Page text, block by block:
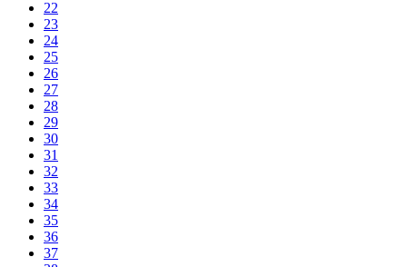
22
23
24
25
26
27
28
29
30
31
32
33
34
35
36
37